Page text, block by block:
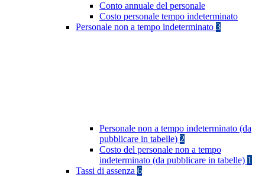
Conto annuale del personale
Costo personale tempo indeterminato
Personale non a tempo indeterminato 3
Personale non a tempo indeterminato (da
pubblicare in tabelle) 2
Costo del personale non a tempo
indeterminato (da pubblicare in tabelle) 1
Tassi di assenza 6